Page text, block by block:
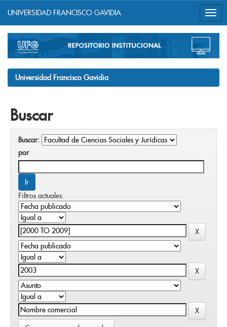
navigation
UNIVERSIDAD FRANCISCO GAVIDIA
Universidad Francisco Gavidia
Buscar
Buscar:
por
Filtros actuales: